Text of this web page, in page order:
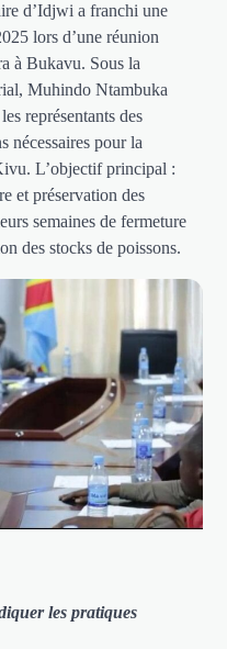
d’Idjwi a franchi une
lors d’une réunion
à Bukavu. Sous la
Muhindo Ntambuka
représentants des
nécessaires pour la
L’objectif principal :
et préservation des
semaines de fermeture
des stocks de poissons.
les pratiques